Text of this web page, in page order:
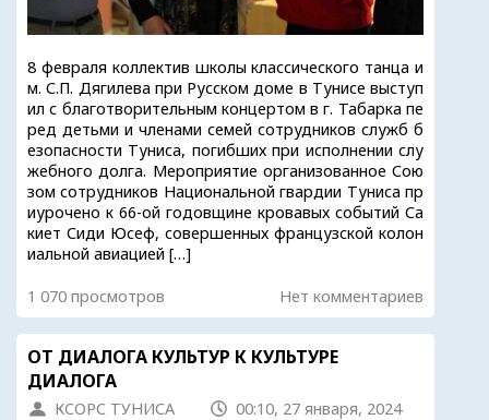
8 февраля коллектив школы классического танца и
м. С.П. Дягилева при Русском доме в Тунисе выступ
ил с благотворительным концертом в г. Табарка пе
ред детьми и членами семей сотрудников служб б
езопасности Туниса, погибших при исполнении слу
жебного долга. Мероприятие организованное Сою
зом сотрудников Национальной гвардии Туниса пр
иурочено к 66-ой годовщине кровавых событий Са
киет Сиди Юсеф, совершенных французской колон
иальной авиацией […]
1 070 просмотров Нет комментариев
ОТ ДИАЛОГА КУЛЬТУР К КУЛЬТУРЕ
ДИАЛОГА
КСОРС ТУНИСА 00:10, 27 января, 2024